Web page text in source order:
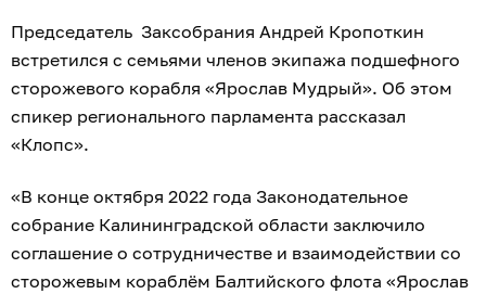
Председатель Заксобрания Андрей Кропоткин
встретился с семьями членов экипажа подшефного
сторожевого корабля «Ярослав Мудрый». Об этом
спикер регионального парламента рассказал
«Клопс».
«В конце октября 2022 года Законодательное
собрание Калининградской области заключило
соглашение о сотрудничестве и взаимодействии со
сторожевым кораблём Балтийского флота «Ярослав